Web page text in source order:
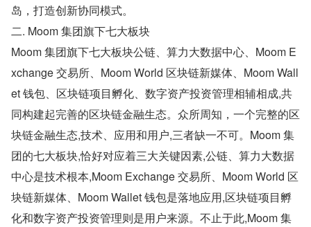
岛，打造创新协同模式。
二. Moom 集团旗下七大板块
Moom 集团旗下七大板块公链、算力大数据中心、Moom E
xchange 交易所、Moom World 区块链新媒体、Moom Wall
et 钱包、区块链项目孵化、数字资产投资管理相辅相成,共
同构建起完善的区块链金融生态。众所周知，一个完整的区
块链金融生态,技术、应用和用户,三者缺一不可。Moom 集
团的七大板块,恰好对应着三大关键因素,公链、算力大数据
中心是技术根本,Moom Exchange 交易所、Moom World 区
块链新媒体、Moom Wallet 钱包是落地应用,区块链项目孵
化和数字资产投资管理则是用户来源。不止于此,Moom 集